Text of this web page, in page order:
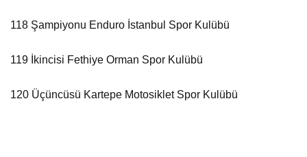
118 Şampiyonu Enduro İstanbul Spor Kulübü
119 İkincisi Fethiye Orman Spor Kulübü
120 Üçüncüsü Kartepe Motosiklet Spor Kulübü